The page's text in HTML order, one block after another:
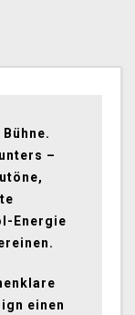
–
Energie
einen